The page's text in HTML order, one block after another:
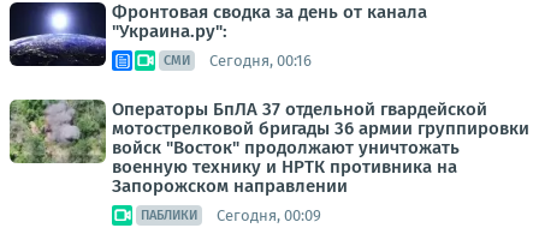
Фронтовая сводка за день от канала
"Украина.ру":
СМИ Сегодня, 00:16
Операторы БпЛА 37 отдельной гвардейской
мотострелковой бригады 36 армии группировки
войск "Восток" продолжают уничтожать
военную технику и НРТК противника на
Запорожском направлении
ПАБЛИКИ Сегодня, 00:09